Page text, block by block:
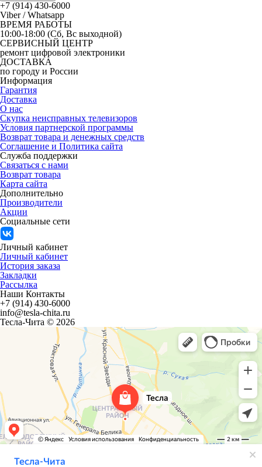
+7 (914) 430-6000
Viber / Whatsapp
ВРЕМЯ РАБОТЫ
10:00-18:00 (Сб, Вс выходной)
СЕРВИСНЫЙ ЦЕНТР
ремонт цифровой электроники
ДОСТАВКА
по городу и России
Информация
Гарантия
Доставка
О нас
Скупка неисправных телевизоров
Условия партнерской программы
Возврат товара и денежных средств
Соглашение и Политика сайта
Служба поддержки
Связаться с нами
Возврат товара
Карта сайта
Дополнительно
Производители
Акции
Социальные сети
Личный кабинет
Личный кабинет
История заказа
Закладки
Рассылка
Наши Контакты
+7 (914) 430-6000
info@tesla-chita.ru
Тесла-Чита © 2026